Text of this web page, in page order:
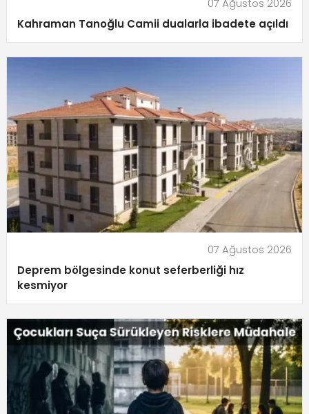
Kahraman Tanoğlu Camii dualarla ibadete açıldı
07 Ağustos 2026
Deprem bölgesinde konut seferberliği hız
kesmiyor